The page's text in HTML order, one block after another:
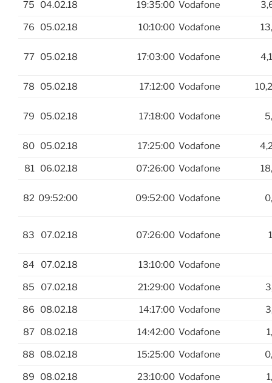
75 04.02.18 19:35:00 Vodafone
76 05.02.18 10:10:00 Vodafone
77 05.02.18 17:03:00 Vodafone
78 05.02.18 17:12:00 Vodafone
79 05.02.18 17:18:00 Vodafone
80 05.02.18 17:25:00 Vodafone
81 06.02.18 07:26:00 Vodafone
82 09:52:00 09:52:00 Vodafone
83 07.02.18 07:26:00 Vodafone
84 07.02.18 13:10:00 Vodafone
85 07.02.18 21:29:00 Vodafone
86 08.02.18 14:17:00 Vodafone
87 08.02.18 14:42:00 Vodafone
88 08.02.18 15:25:00 Vodafone
89 08.02.18 23:10:00 Vodafone